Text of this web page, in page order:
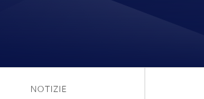
NOTIZIE